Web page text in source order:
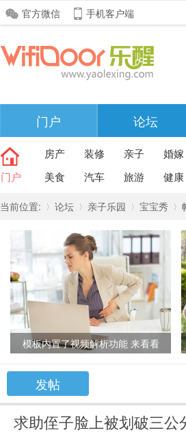
官方微信 手机客户端
门户 论坛
门户
房产 装修 亲子
婚嫁
美食
汽车 旅游 健康
当前位置: 论坛 亲子乐园
›
宝宝秀
模板内置了视频解析功能 来看看
发帖
求助侄子脸上被划破三公